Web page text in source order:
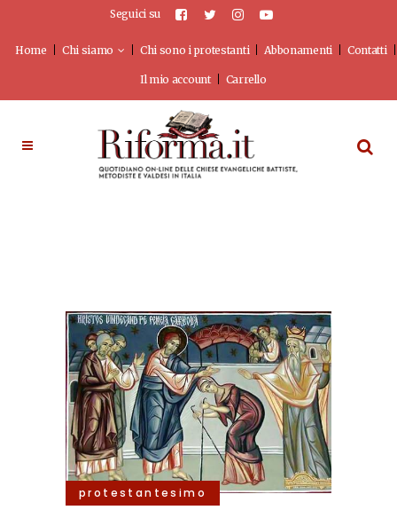
Seguici su
Home Chi siamo Chi sono i protestanti Abbonamenti Contatti
Il mio account Carrello
protestantesimo